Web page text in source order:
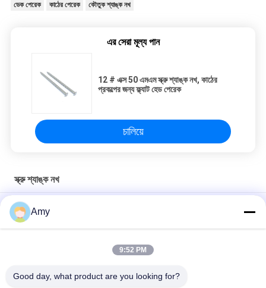
ডেক পেরেক কাঠের পেরেক কৌতুক শ্যাঙ্ক নখ
এর সেরা মূল্য পান
12 # এক্স 50 এমএম স্ক্রু শ্যাঙ্ক নখ, কাঠের
প্রকল্পের জন্য ফ্ল্যাট হেড পেরেক
চালিয়ে
স্ক্রু শ্যাঙ্ক নখ
SUS304HC সিলিন্ডার হেড স্ক্রু 4.0 মিমি দিয়া 60 মিমি দৈর্ঘ্যের নমুনা উপলব্ধ
এম 6 / এম 8 / এম 10 / এম 12 / এম 16 ​​স্টেইনলেস স্টিল স্প্রিং বাদাম, স্প্রিং চ্যানেল
Amy
9:52 PM
Good day, what product are you looking for?